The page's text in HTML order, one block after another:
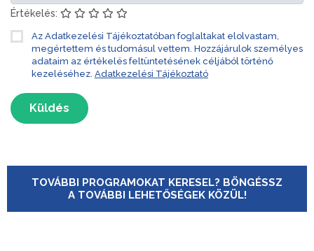
Értékelés:
Az Adatkezelési Tájékoztatóban foglaltakat elolvastam,
megértettem és tudomásul vettem. Hozzájárulok személyes
adataim az értékelés feltüntetésének céljából történő
kezeléséhez. Adatkezelési Tájékoztató
Küldés
TOVÁBBI PROGRAMOKAT KERESEL? BÖNGÉSSZ
A TOVÁBBI LEHETŐSÉGEK KÖZÜL!